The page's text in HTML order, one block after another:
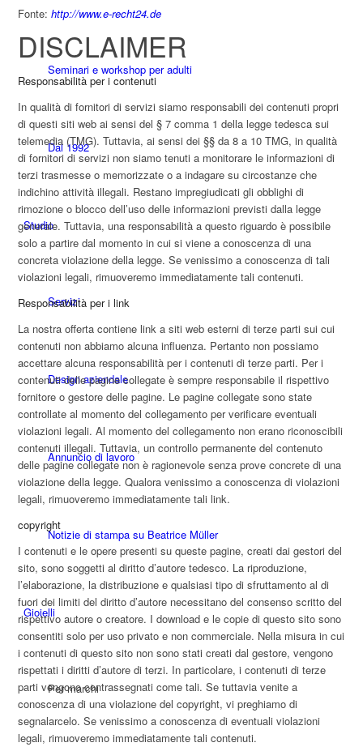
Seminari e workshop per adulti
Dal 1992
Studio
Servizi
Design aziendale
Annuncio di lavoro
Notizie di stampa su Beatrice Müller
Gioielli
Per marchi
Fonte:http://www.e-recht24.de
DISCLAIMER
Responsabilità per i contenuti
In qualità di fornitori di servizi siamo responsabili dei contenuti propri
di questi siti web ai sensi del § 7 comma 1 della legge tedesca sui
telemedia (TMG). Tuttavia, ai sensi dei §§ da 8 a 10 TMG, in qualità
di fornitori di servizi non siamo tenuti a monitorare le informazioni di
terzi trasmesse o memorizzate o a indagare su circostanze che
indichino attività illegali. Restano impregiudicati gli obblighi di
rimozione o blocco dell’uso delle informazioni previsti dalla legge
generale. Tuttavia, una responsabilità a questo riguardo è possibile
solo a partire dal momento in cui si viene a conoscenza di una
concreta violazione della legge. Se venissimo a conoscenza di tali
violazioni legali, rimuoveremo immediatamente tali contenuti.
Responsabilità per i link
La nostra offerta contiene link a siti web esterni di terze parti sui cui
contenuti non abbiamo alcuna influenza. Pertanto non possiamo
accettare alcuna responsabilità per i contenuti di terze parti. Per i
contenuti delle pagine collegate è sempre responsabile il rispettivo
fornitore o gestore delle pagine. Le pagine collegate sono state
controllate al momento del collegamento per verificare eventuali
violazioni legali. Al momento del collegamento non erano riconoscibili
contenuti illegali. Tuttavia, un controllo permanente del contenuto
delle pagine collegate non è ragionevole senza prove concrete di una
violazione della legge. Qualora venissimo a conoscenza di violazioni
legali, rimuoveremo immediatamente tali link.
copyright
I contenuti e le opere presenti su queste pagine, creati dai gestori del
sito, sono soggetti al diritto d’autore tedesco. La riproduzione,
l’elaborazione, la distribuzione e qualsiasi tipo di sfruttamento al di
fuori dei limiti del diritto d’autore necessitano del consenso scritto del
rispettivo autore o creatore. I download e le copie di questo sito sono
consentiti solo per uso privato e non commerciale. Nella misura in cui
i contenuti di questo sito non sono stati creati dal gestore, vengono
rispettati i diritti d’autore di terzi. In particolare, i contenuti di terze
parti vengono contrassegnati come tali. Se tuttavia venite a
conoscenza di una violazione del copyright, vi preghiamo di
segnalarcelo. Se venissimo a conoscenza di eventuali violazioni
legali, rimuoveremo immediatamente tali contenuti.